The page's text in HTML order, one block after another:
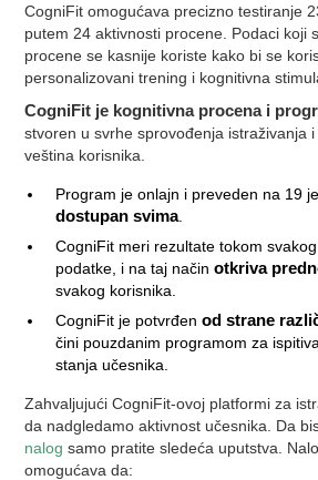
CogniFit omogućava precizno testiranje
putem 24 aktivnosti procene. Podaci koji
procene se kasnije koriste kako bi se
personalizovani trening i kognitivna
CogniFit je kognitivna procena i
stvoren u svrhe sprovođenja istraživanja
veština korisnika.
Program je onlajn i preveden na 19
dostupan svima.
CogniFit meri rezultate tokom
podatke, i na taj načinotkriva
svakog korisnika.
CogniFit je potvrđenod strane
čini pouzdanim programom za
stanja učesnika.
Zahvaljujući CogniFit-ovoj platformi za
da nadgledamo aktivnost učesnika. Da
nalog samo pratite sledeća uputstva.
omogućava da: